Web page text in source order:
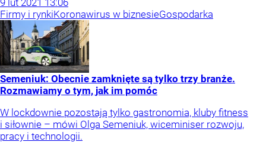
9 lut 2021 13:06
Firmy i rynkiKoronawirus w biznesieGospodarka
Semeniuk: Obecnie zamknięte są tylko trzy branże.
Rozmawiamy o tym, jak im pomóc
W lockdownie pozostają tylko gastronomia, kluby fitness
i siłownie – mówi Olga Semeniuk, wiceminiser rozwoju,
pracy i technologii.